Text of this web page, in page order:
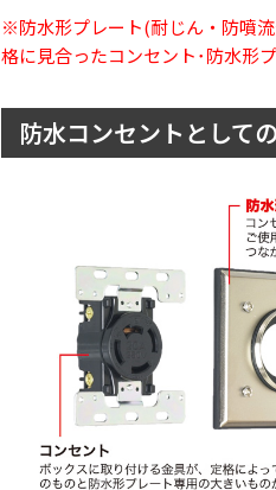
※防水形プレート(耐じん・防噴
格に見合ったコンセント･防水形
防水コンセントとして